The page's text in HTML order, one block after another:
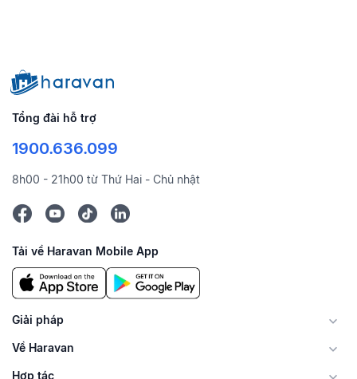
Tổng đài hỗ trợ
1900.636.099
8h00 - 21h00 từ Thứ Hai - Chủ nhật
Tải về Haravan Mobile App
Giải pháp
Về Haravan
Hợp tác